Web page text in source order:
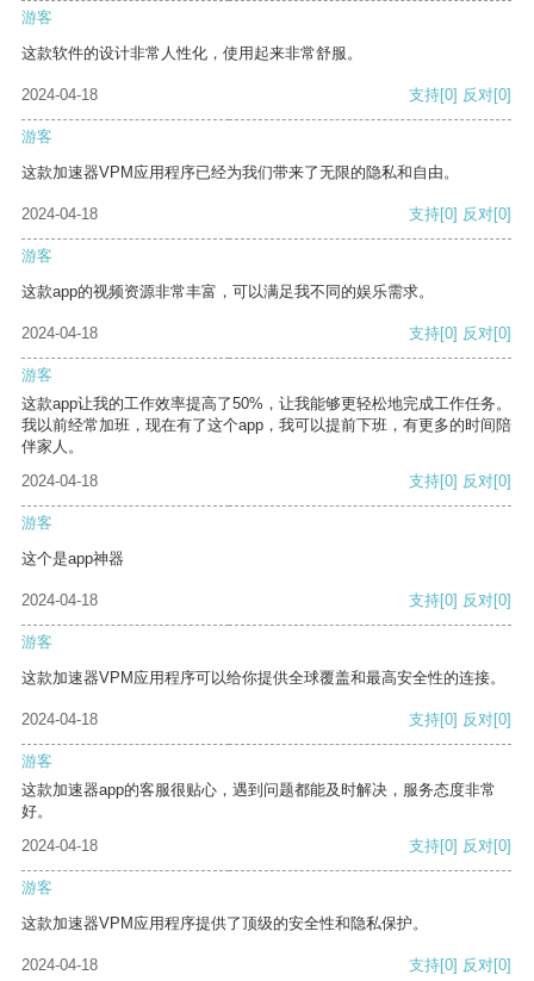
游客
这款软件的设计非常人性化，使用起来非常舒服。
2024-04-18 支持[0] 反对[0]
游客
这款加速器VPM应用程序已经为我们带来了无限的隐私和自由。
2024-04-18 支持[0] 反对[0]
游客
这款app的视频资源非常丰富，可以满足我不同的娱乐需求。
2024-04-18 支持[0] 反对[0]
游客
这款app让我的工作效率提高了50%，让我能够更轻松地完成工作任务。
我以前经常加班，现在有了这个app，我可以提前下班，有更多的时间陪
伴家人。
2024-04-18
支持[0] 反对[0]
游客
这个是app神器
2024-04-18 支持[0] 反对[0]
游客
这款加速器VPM应用程序可以给你提供全球覆盖和最高安全性的连接。
2024-04-18 支持[0] 反对[0]
游客
这款加速器app的客服很贴心，遇到问题都能及时解决，服务态度非常
好。
2024-04-18
支持[0] 反对[0]
游客
这款加速器VPM应用程序提供了顶级的安全性和隐私保护。
2024-04-18 支持[0] 反对[0]